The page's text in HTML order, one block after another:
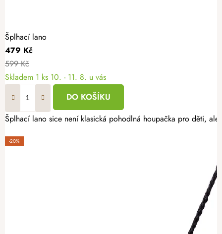
Šplhací lano
479 Kč
599 Kč
Skladem 1 ks 10. - 11. 8. u vás
DO KOŠÍKU
Šplhací lano sice není klasická pohodlná houpačka pro děti,
-20%